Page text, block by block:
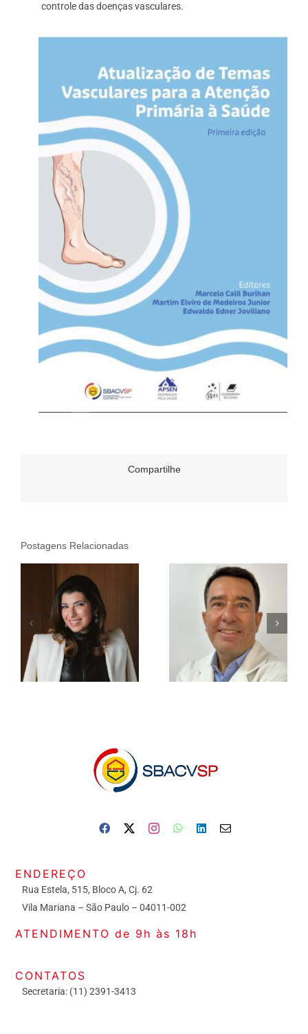
controle das doenças vasculares.
Compartilhe
Postagens Relacionadas
ENDEREÇO
Rua Estela, 515, Bloco A, Cj. 62
Vila Mariana – São Paulo – 04011-002
ATENDIMENTO de 9h às 18h
CONTATOS
Secretaria: (11) 2391-3413